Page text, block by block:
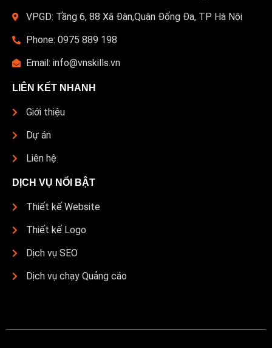
VPGD: Tầng 6, 88 Xã Đàn,Quận Đống Đa, TP Hà Nội
Phone: 0975 889 198
Email: info@vnskills.vn
LIÊN KẾT NHANH
Giới thiệu
Dự án
Liên hệ
DỊCH VỤ NỔI BẬT
Thiết kế Website
Thiết kế Logo
Dịch vụ SEO
Dịch vụ chạy Quảng cáo